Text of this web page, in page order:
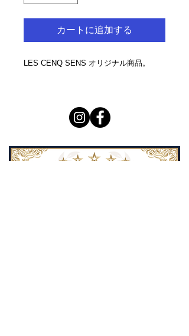
カートに追加する
LES CENQ SENS オリジナル商品。